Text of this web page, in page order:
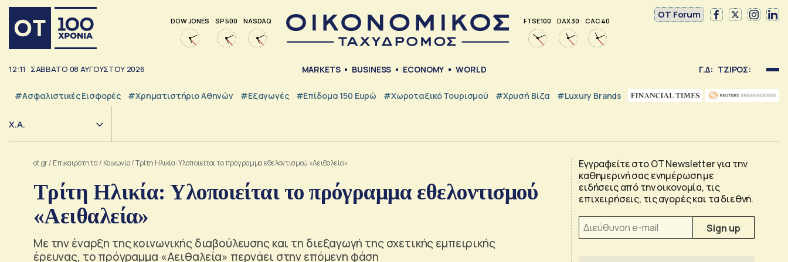
DOW JONES SP 500 NASDAQ FTSE 100 DAX 30 CAC 40
OT Forum
12:11 ΣΑΒΒΑΤΟ 08 ΑΥΓΟΥΣΤΟΥ 2026 MARKETS BUSINESS ECONOMY WORLD Γ.Δ: ΤΖΙΡΟΣ:
#Ασφαλιστικές Εισφορές #Χρηματιστήριο Αθηνών #εξαγωγές #Επίδομα 150 Ευρώ #Χωροταξικό Τουρισμού #Χρυσή Βίζα #luxury Brands
Χ.Α.
ot.gr/ Επικαιρότητα / Κοινωνία/Τρίτη Ηλικία: Υλοποιείται το πρόγραμμα εθελοντισμού «Αειθαλεία»
Τρίτη Ηλικία: Υλοποιείται το πρόγραμμα εθελοντισμού
«Αειθαλεία»
Με την έναρξη της κοινωνικής διαβούλευσης και τη διεξαγωγή της σχετικής εμπειρικής
έρευνας, το πρόγραμμα «Αειθαλεία» περνάει στην επόμενη φάση
Εγγραφείτε στο OT Newsletter για την
καθημερινή σας ενημέρωση με
ειδήσεις από την οικονομία, τις
επιχειρήσεις, τις αγορές και τα διεθνή.